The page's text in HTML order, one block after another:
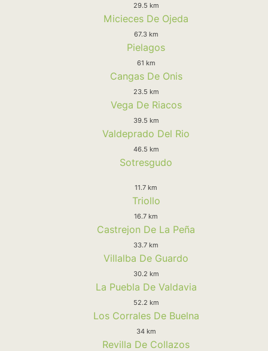
29.5 km
Micieces De Ojeda
67.3 km
Pielagos
61 km
Cangas De Onis
23.5 km
Vega De Riacos
39.5 km
Valdeprado Del Rio
46.5 km
Sotresgudo
11.7 km
Triollo
16.7 km
Castrejon De La Peña
33.7 km
Villalba De Guardo
30.2 km
La Puebla De Valdavia
52.2 km
Los Corrales De Buelna
34 km
Revilla De Collazos